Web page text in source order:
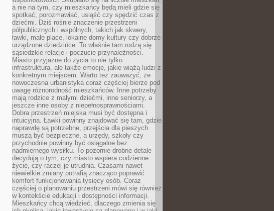
a nie na tym, czy mieszkańcy będą mieli gdzie się
spotkać, porozmawiać, usiąść czy spędzić czas z
dziećmi. Dziś rośnie znaczenie przestrzeni
półpublicznych i wspólnych, takich jak skwery,
ławki, małe place, lokalne domy kultury czy dobrze
urządzone dziedzińce. To właśnie tam rodzą się
sąsiedzkie relacje i poczucie przynależności.
Miasto przyjazne do życia to nie tylko
infrastruktura, ale także emocje, jakie wiążą ludzi z
konkretnym miejscem. Warto też zauważyć, że
nowoczesna urbanistyka coraz częściej bierze pod
uwagę różnorodność mieszkańców. Inne potrzeby
mają rodzice z małymi dziećmi, inne seniorzy, a
jeszcze inne osoby z niepełnosprawnościami.
Dobra przestrzeń miejska musi być dostępna i
intuicyjna. Ławki powinny znajdować się tam, gdzie
naprawdę są potrzebne, przejścia dla pieszych
muszą być bezpieczne, a urzędy, szkoły czy
przychodnie powinny być osiągalne bez
nadmiernego wysiłku. To pozornie drobne detale
decydują o tym, czy miasto wspiera codzienne
życie, czy raczej je utrudnia. Czasami nawet
niewielkie zmiany potrafią znacząco poprawić
komfort funkcjonowania tysięcy osób. Coraz
częściej o planowaniu przestrzeni mówi się również
w kontekście edukacji i dostępności informacji.
Mieszkańcy chcą wiedzieć, dlaczego zmienia się